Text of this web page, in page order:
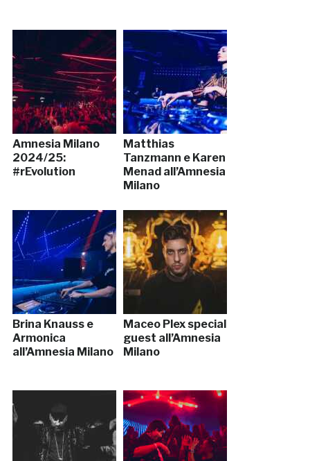
Amnesia Milano
2024/25:
#rEvolution
Matthias
Tanzmann e Karen
Menad all’Amnesia
Milano
Brina Knauss e
Armonica
all’Amnesia Milano
Maceo Plex special
guest all’Amnesia
Milano